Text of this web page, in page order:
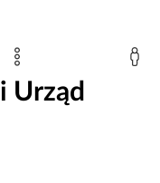
Urząd